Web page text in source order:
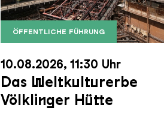
ÖFFENTLICHE FÜHRUNG
Der Erzschrägaufzug der
Copyright: Weltkulturerbe
10.08.2026, 11:30 Uhr
Das Weltkulturerbe
Völklinger Hütte